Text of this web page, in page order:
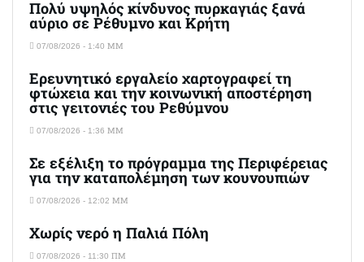
Πολύ υψηλός κίνδυνος πυρκαγιάς ξανά
αύριο σε Ρέθυμνο και Κρήτη
07/08/2026 - 1:40 ΜΜ
Ερευνητικό εργαλείο χαρτογραφεί τη
φτώχεια και την κοινωνική αποστέρηση
στις γειτονιές του Ρεθύμνου
07/08/2026 - 1:36 ΜΜ
Σε εξέλιξη το πρόγραμμα της Περιφέρειας
για την καταπολέμηση των κουνουπιών
07/08/2026 - 12:02 ΜΜ
Χωρίς νερό η Παλιά Πόλη
07/08/2026 - 11:30 ΠΜ